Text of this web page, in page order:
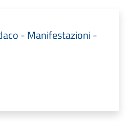
- Manifestazioni -